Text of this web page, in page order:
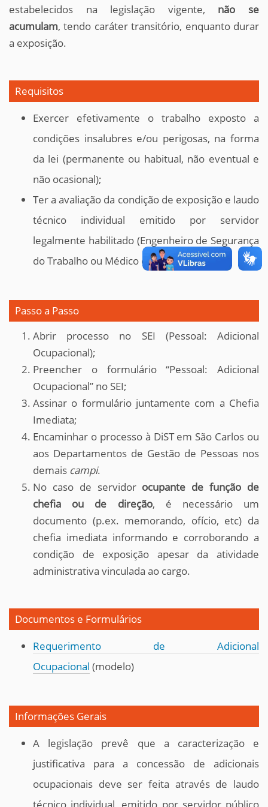
estabelecidos na legislação vigente, não se
acumulam, tendo caráter transitório, enquanto durar
a exposição.
Requisitos
Exercer efetivamente o trabalho exposto a
condições insalubres e/ou perigosas, na forma
da lei (permanente ou habitual, não eventual e
não ocasional);
Ter a avaliação da condição de exposição e laudo
técnico individual emitido por servidor
legalmente habilitado (Engenheiro de Segurança
do Trabalho ou Médico do Trabalho).
Passo a Passo
Abrir processo no SEI (Pessoal: Adicional
Ocupacional);
Preencher o formulário “Pessoal: Adicional
Ocupacional” no SEI;
Assinar o formulário juntamente com a Chefia
Imediata;
Encaminhar o processo à DiST em São Carlos ou
aos Departamentos de Gestão de Pessoas nos
demais campi.
No caso de servidor ocupante de função de
chefia ou de direção, é necessário um
documento (p.ex. memorando, ofício, etc) da
chefia imediata informando e corroborando a
condição de exposição apesar da atividade
administrativa vinculada ao cargo.
Documentos e Formulários
Requerimento de Adicional
Ocupacional (modelo)
Informações Gerais
A legislação prevê que a caracterização e
justificativa para a concessão de adicionais
ocupacionais deve ser feita através de laudo